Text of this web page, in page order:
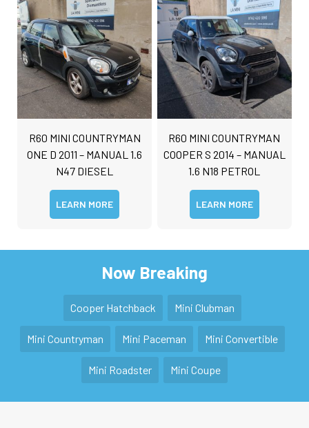
R60 MINI COUNTRYMAN
ONE D 2011 – MANUAL 1.6
N47 DIESEL
LEARN MORE
R60 MINI COUNTRYMAN
COOPER S 2014 – MANUAL
1.6 N18 PETROL
LEARN MORE
Now Breaking
Cooper Hatchback Mini Clubman
Mini Countryman Mini Paceman Mini Convertible
Mini Roadster Mini Coupe